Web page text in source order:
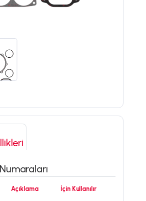
Açıklama İçin Kullanılır